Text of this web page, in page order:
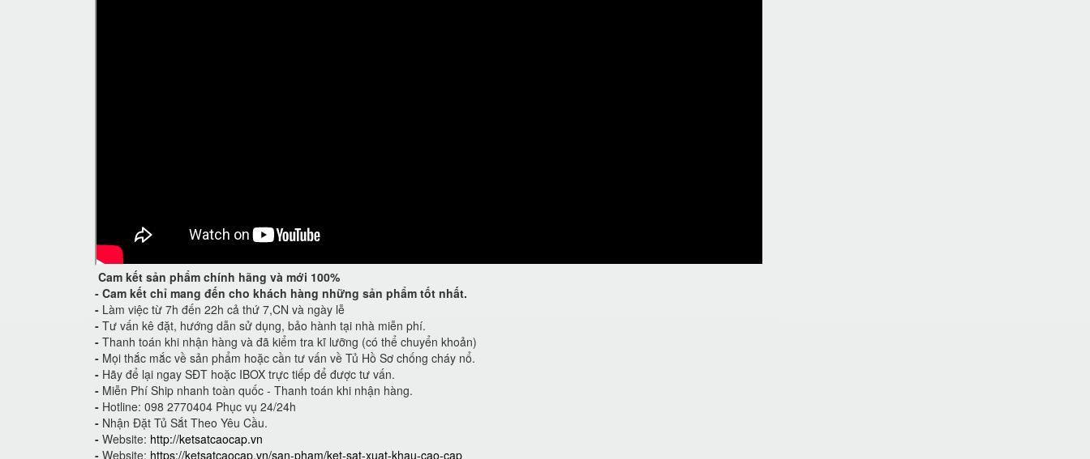
Cam kết sản phẩm chính hãng và mới 100%
- Cam kết chỉ mang đến cho khách hàng những sản phẩm tốt nhất.
- Làm việc từ 7h đến 22h cả thứ 7,CN và ngày lễ
- Tư vấn kê đặt, hướng dẫn sử dụng, bảo hành tại nhà miễn phí.
- Thanh toán khi nhận hàng và đã kiểm tra kĩ lưỡng (có thể chuyển khoản)
- Mọi thắc mắc về sản phẩm hoặc cần tư vấn về Tủ Hồ Sơ chống cháy nổ.
- Hãy để lại ngay SĐT hoặc IBOX trực tiếp để được tư vấn.
- Miễn Phí Ship nhanh toàn quốc - Thanh toán khi nhận hàng.
- Hotline: 098 2770404 Phục vụ 24/24h
- Nhận Đặt Tủ Sắt Theo Yêu Cầu.
- Website: http://ketsatcaocap.vn
- Website: https://ketsatcaocap.vn/san-pham/ket-sat-xuat-khau-cao-cap